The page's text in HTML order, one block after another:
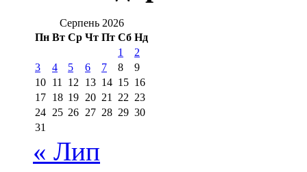
Серпень 2026
Пн Вт Ср Чт Пт Сб Нд
1
2
3
4 5 6 7 8
9
10 11 12 13 14 15 16
17 18 19 20 21 22 23
24 25 26 27 28 29 30
31
« Лип